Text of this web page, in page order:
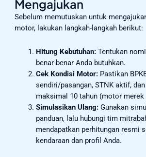
Mengajukan
Sebelum memutuskan untuk
motor, lakukan langkah-langkah berikut:
Hitung Kebutuhan:Tentukan
benar-benar Anda butuhkan.
Cek Kondisi Motor:Pastikan
sendiri/pasangan, STNK aktif,
maksimal 10 tahun (motor merek
Simulasikan Ulang:Gunakan
panduan, lalu hubungi tim
mendapatkan perhitungan resmi
kendaraan dan profil Anda.